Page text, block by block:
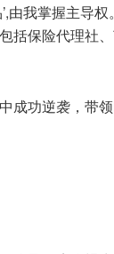
由我掌握主导
括保险代理社
成功逆袭，带